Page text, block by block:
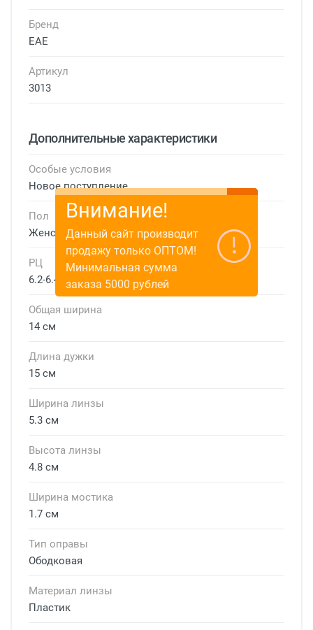
Бренд
EAE
Артикул
3013
Дополнительные характеристики
Особые условия
Новое поступление
Пол
Женские
РЦ
6.2-6.4 см
Общая ширина
14 см
Длина дужки
15 см
Ширина линзы
5.3 см
Высота линзы
4.8 см
Ширина мостика
1.7 см
Тип оправы
Ободковая
Материал линзы
Пластик
Внимание!
Данный сайт производит
продажу только ОПТОМ!
Минимальная сумма
заказа 5000 рублей